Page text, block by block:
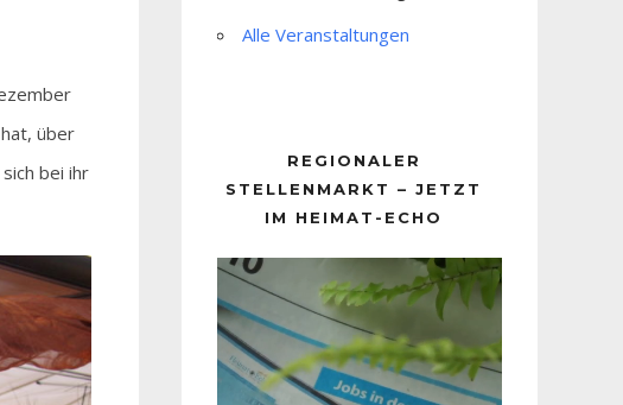
über
bei ihr
Alle Veranstaltungen
REGIONALER
STELLENMARKT – JETZT
IM HEIMAT-ECHO
Player